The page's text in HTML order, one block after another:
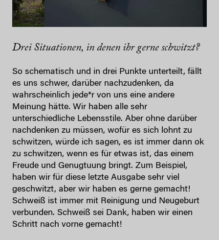
Drei Situationen, in denen ihr gerne schwitzt?
So schematisch und in drei Punkte unterteilt, fällt
es uns schwer, darüber nachzudenken, da
wahrscheinlich jede*r von uns eine andere
Meinung hätte. Wir haben alle sehr
unterschiedliche Lebensstile. Aber ohne darüber
nachdenken zu müssen, wofür es sich lohnt zu
schwitzen, würde ich sagen, es ist immer dann ok
zu schwitzen, wenn es für etwas ist, das einem
Freude und Genugtuung bringt. Zum Beispiel,
haben wir für diese letzte Ausgabe sehr viel
geschwitzt, aber wir haben es gerne gemacht!
Schweiß ist immer mit Reinigung und Neugeburt
verbunden. Schweiß sei Dank, haben wir einen
Schritt nach vorne gemacht!